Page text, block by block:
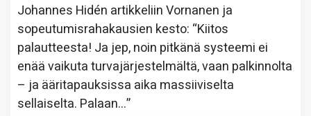
Johannes Hidén artikkeliinVornanen ja
sopeutumisrahakausien kesto: “Kiitos
palautteesta! Ja jep, noin pitkänä systeemi ei
enää vaikuta turvajärjestelmältä, vaan palkinnolta
– ja ääritapauksissa aika massiiviselta
sellaiselta. Palaan…”